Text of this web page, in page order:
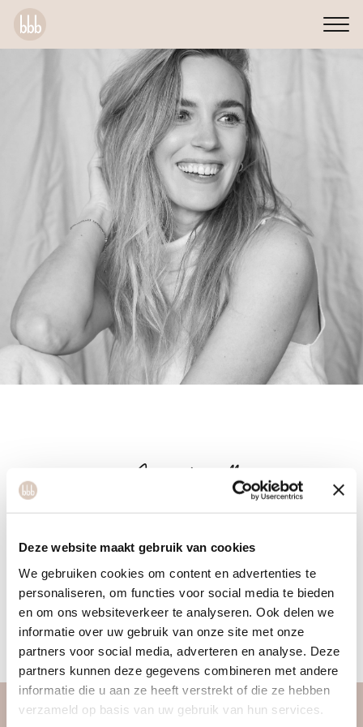
Deze website maakt gebruik van cookies
We gebruiken cookies om content en advertenties te
personaliseren, om functies voor social media te bieden
en om ons websiteverkeer te analyseren. Ook delen we
informatie over uw gebruik van onze site met onze
partners voor social media, adverteren en analyse. Deze
partners kunnen deze gegevens combineren met andere
informatie die u aan ze heeft verstrekt of die ze hebben
verzameld op basis van uw gebruik van hun services.
Michelle
Michelle is afgestudeerd als fysiotherapeut aan de
Hogeschool Thim van der Laan en heeft zich daarnaast
gespecialiseerd als handtherapeut. Zij heeft ruime ervaring
met orthopedische klachten, zowel sportgerelateerd als
werkgerelateerd.